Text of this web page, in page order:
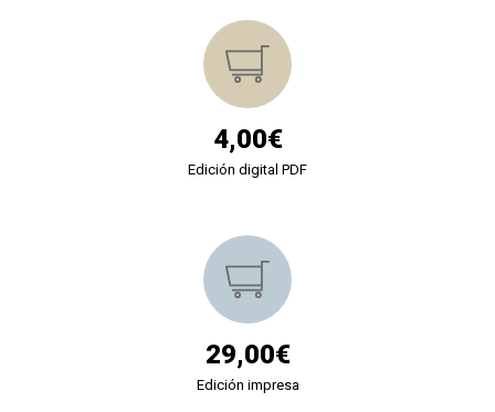
4,00€
Edición digital PDF
29,00€
Edición impresa